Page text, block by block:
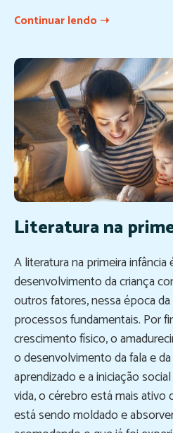
Continuar lendo ➝
Literatura na
A literatura na primeira
desenvolvimento da criança
outros fatores, nessa época
processos fundamentais. Por
crescimento físico, o
o desenvolvimento da fala e
aprendizado e a iniciação
vida, o cérebro está mais ativo
está sendo moldado e